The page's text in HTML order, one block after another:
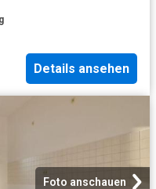
Details ansehen
Foto anschauen